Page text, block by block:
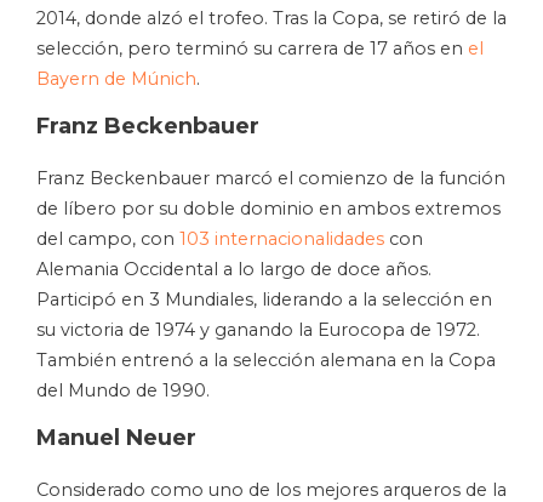
2014, donde alzó el trofeo. Tras la Copa, se retiró de la
selección, pero terminó su carrera de 17 años en el
Bayern de Múnich.
Franz Beckenbauer
Franz Beckenbauer marcó el comienzo de la función
de líbero por su doble dominio en ambos extremos
del campo, con 103 internacionalidades con
Alemania Occidental a lo largo de doce años.
Participó en 3 Mundiales, liderando a la selección en
su victoria de 1974 y ganando la Eurocopa de 1972.
También entrenó a la selección alemana en la Copa
del Mundo de 1990.
Manuel Neuer
Considerado como uno de los mejores arqueros de la